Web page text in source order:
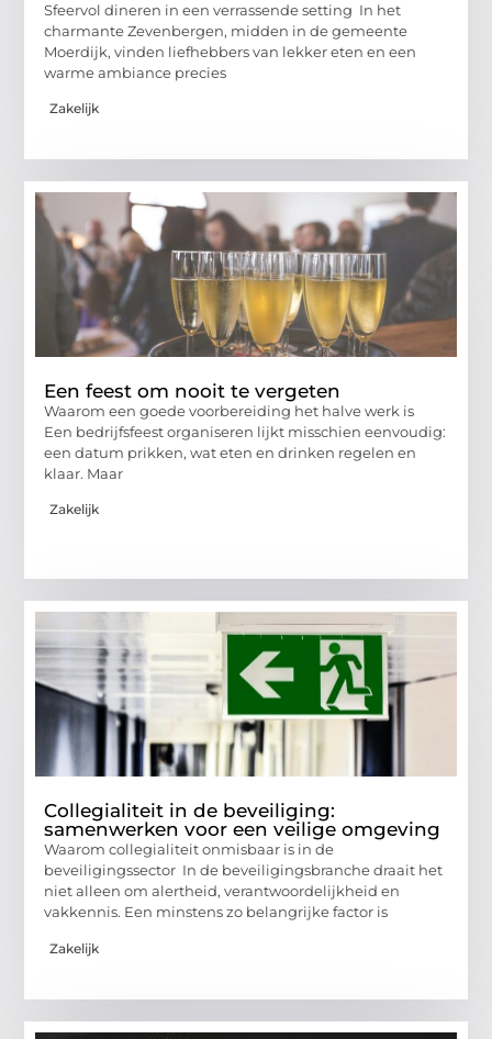
Sfeervol dineren in een verrassende setting In het
charmante Zevenbergen, midden in de gemeente
Moerdijk, vinden liefhebbers van lekker eten en een
warme ambiance precies
Zakelijk
Een feest om nooit te vergeten
Waarom een goede voorbereiding het halve werk is
Een bedrijfsfeest organiseren lijkt misschien eenvoudig:
een datum prikken, wat eten en drinken regelen en
klaar. Maar
Zakelijk
Collegialiteit in de beveiliging:
samenwerken voor een veilige omgeving
Waarom collegialiteit onmisbaar is in de
beveiligingssector In de beveiligingsbranche draait het
niet alleen om alertheid, verantwoordelijkheid en
vakkennis. Een minstens zo belangrijke factor is
Zakelijk